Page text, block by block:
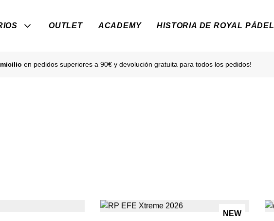
OUTLET ACADEMY HISTORIA DE ROYAL PÁDEL
en pedidos superiores a 90€ y devolución gratuita para todos los pedidos!
NEW